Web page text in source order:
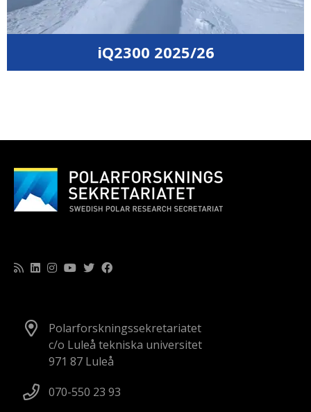
iQ2300 2025/26
Polarforskningssekretariatet
c/o Luleå tekniska universitet
971 87 Luleå
070-550 23 93